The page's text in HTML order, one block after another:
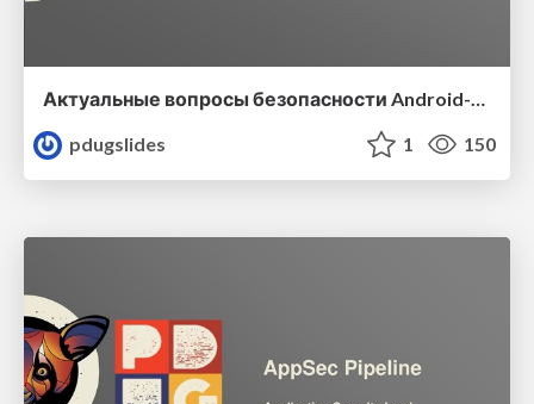
Актуальные вопросы безопасности Android-приложений
pdugslides
1 150